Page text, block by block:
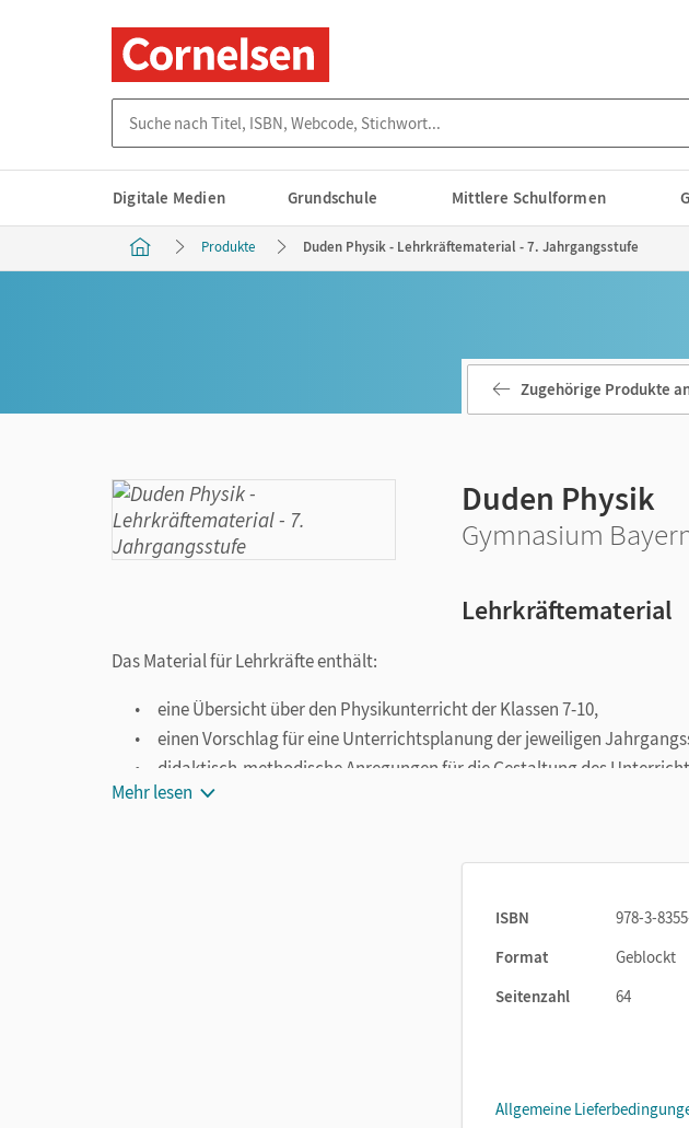
Digitale Medien Grundschule Mittlere Schulformen
Produkte Duden Physik - Lehrkräftematerial - 7. Jahrgangsstufe
Zugehörige Produkte
Duden Physik
Gymnasium
Lehrkräftematerial
Das Material für Lehrkräfte enthält:
eine Übersicht über den Physikunterricht der Klassen 7-10,
einen Vorschlag für eine Unterrichtsplanung der jeweiligen
didaktisch-methodische Anregungen für die Gestaltung des
konkrete Unterrichtsmaterialien (Tafelbilder, Folien, Arbeitsblätter,
Mehr lesen
ISBN
978-3-
Format
Geblockt
Seitenzahl
64
Allgemeine